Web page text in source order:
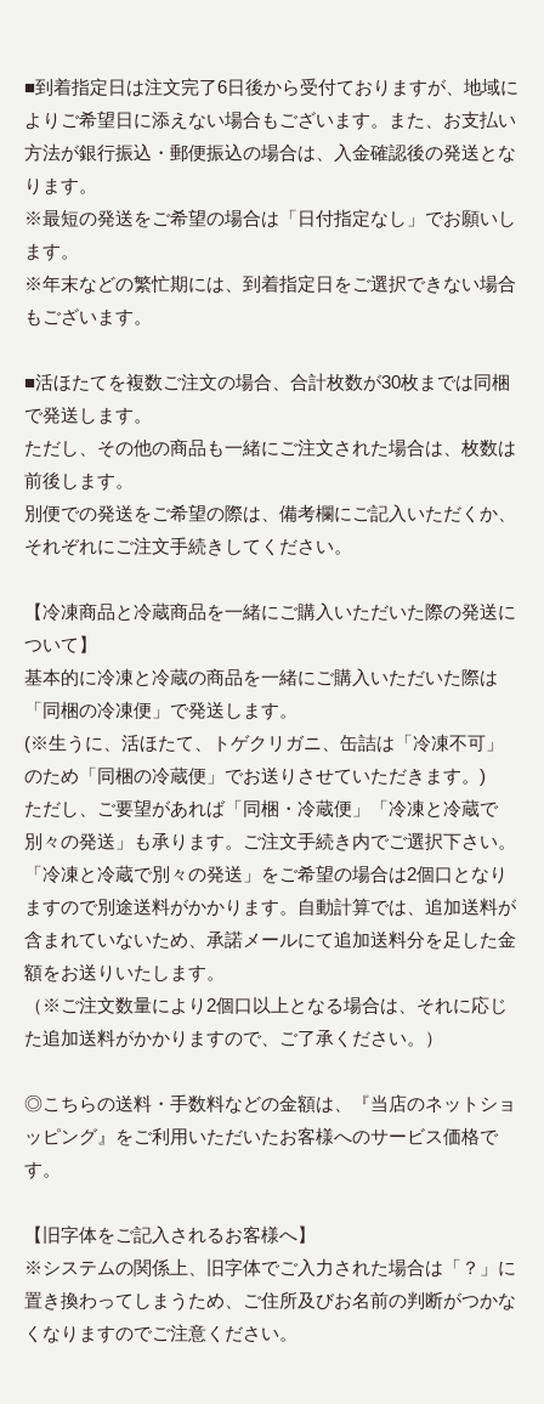
■到着指定日は注文完了6日後から受付ておりますが、地域に
よりご希望日に添えない場合もございます。また、お支払い
方法が銀行振込・郵便振込の場合は、入金確認後の発送とな
ります。
※最短の発送をご希望の場合は「日付指定なし」でお願いし
ます。
※年末などの繁忙期には、到着指定日をご選択できない場合
もございます。
■活ほたてを複数ご注文の場合、合計枚数が30枚までは同梱
で発送します。
ただし、その他の商品も一緒にご注文された場合は、枚数は
前後します。
別便での発送をご希望の際は、備考欄にご記入いただくか、
それぞれにご注文手続きしてください。
【冷凍商品と冷蔵商品を一緒にご購入いただいた際の発送に
ついて】
基本的に冷凍と冷蔵の商品を一緒にご購入いただいた際は
「同梱の冷凍便」で発送します。
(※生うに、活ほたて、トゲクリガニ、缶詰は「冷凍不可」
のため「同梱の冷蔵便」でお送りさせていただきます。)
ただし、ご要望があれば「同梱・冷蔵便」「冷凍と冷蔵で
別々の発送」も承ります。ご注文手続き内でご選択下さい。
「冷凍と冷蔵で別々の発送」をご希望の場合は2個口となり
ますので別途送料がかかります。自動計算では、追加送料が
含まれていないため、承諾メールにて追加送料分を足した金
額をお送りいたします。
（※ご注文数量により2個口以上となる場合は、それに応じ
た追加送料がかかりますので、ご了承ください。）
◎こちらの送料・手数料などの金額は、『当店のネットショ
ッピング』をご利用いただいたお客様へのサービス価格で
す。
【旧字体をご記入されるお客様へ】
※システムの関係上、旧字体でご入力された場合は「？」に
置き換わってしまうため、ご住所及びお名前の判断がつかな
くなりますのでご注意ください。